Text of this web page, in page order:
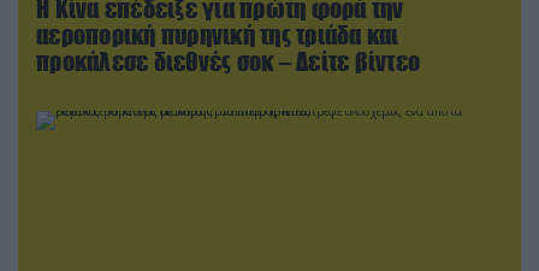
Η Κίνα επέδειξε για πρώτη φορά την
αεροπορική πυρηνική της τριάδα και
προκάλεσε διεθνές σοκ – Δείτε βίντεο